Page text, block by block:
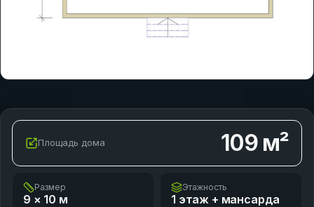
Площадь дома 109м²
Размер
9 × 10 м
Этажность
1 этаж + мансарда